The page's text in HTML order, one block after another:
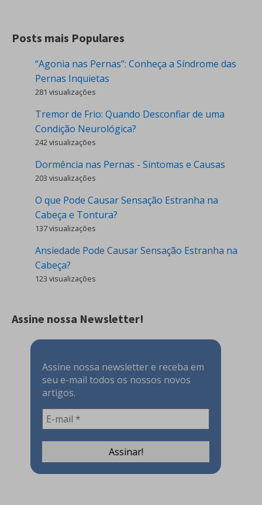
Posts mais Populares
“Agonia nas Pernas”: Conheça a Síndrome das
Pernas Inquietas
281 visualizações
Tremor de Frio: Quando Desconfiar de uma
Condição Neurológica?
242 visualizações
Dormência nas Pernas - Sintomas e Causas
203 visualizações
O que Pode Causar Sensação Estranha na
Cabeça e Tontura?
137 visualizações
Ansiedade Pode Causar Sensação Estranha na
Cabeça?
123 visualizações
Assine nossa Newsletter!
Assine nossa newsletter e receba em
seu e-mail todos os nossos novos
artigos.